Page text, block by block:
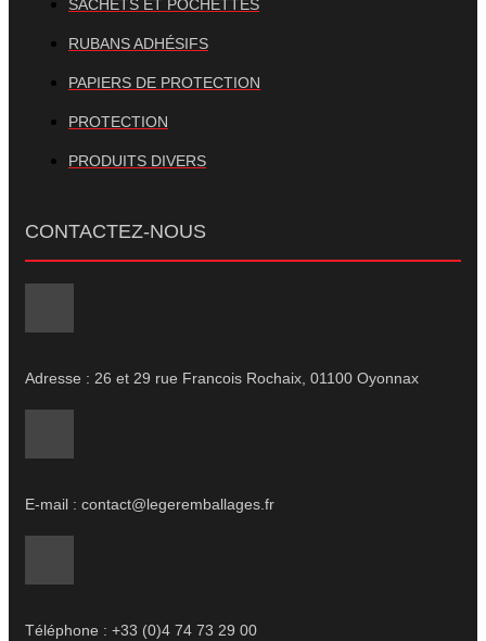
SACHETS ET POCHETTES
RUBANS ADHÉSIFS
PAPIERS DE PROTECTION
PROTECTION
PRODUITS DIVERS
CONTACTEZ-NOUS
Adresse : 26 et 29 rue Francois Rochaix, 01100 Oyonnax
E-mail : contact@legeremballages.fr
Téléphone : +33 (0)4 74 73 29 00